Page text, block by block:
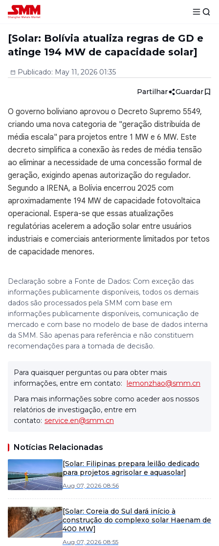
[Solar: Bolívia atualiza regras de GD e
atinge 194 MW de capacidade solar]
Publicado: May 11, 2026 01:35
Partilhar Guardar
O governo boliviano aprovou o Decreto Supremo 5549,
criando uma nova categoria de "geração distribuída de
média escala" para projetos entre 1 MW e 6 MW. Este
decreto simplifica a conexão às redes de média tensão
ao eliminar a necessidade de uma concessão formal de
geração, exigindo apenas autorização do regulador.
Segundo a IRENA, a Bolívia encerrou 2025 com
aproximadamente 194 MW de capacidade fotovoltaica
operacional. Espera-se que essas atualizações
regulatórias acelerem a adoção solar entre usuários
industriais e comerciais anteriormente limitados por tetos
de capacidade menores.
Declaração sobre a Fonte de Dados: Com exceção das
informações publicamente disponíveis, todos os demais
dados são processados pela SMM com base em
informações publicamente disponíveis, comunicação de
mercado e com base no modelo de base de dados interna
da SMM. São apenas para referência e não constituem
recomendações para a tomada de decisão.
Para quaisquer perguntas ou para obter mais
informações, entre em contato: lemonzhao@smm.cn
Para mais informações sobre como aceder aos nossos
relatórios de investigação, entre em
contato: service.en@smm.cn
Notícias Relacionadas
[Solar: Filipinas prepara leilão dedicado
para projetos agrisolar e aquasolar]
Aug 07, 2026 08:56
[Solar: Coreia do Sul dará início à
construção do complexo solar Haenam de
400 MW]
Aug 07, 2026 08:55